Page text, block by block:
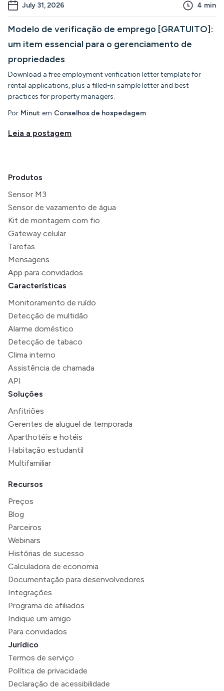
July 31, 2026 4 min
Modelo de verificação de emprego [GRATUITO]:
um item essencial para o gerenciamento de
propriedades
Download a free employment verification letter template for
rental applications, plus a filled-in sample letter and best
practices for property managers.
Por Minut em Conselhos de hospedagem
Leia a postagem
Produtos
Sensor M3
Sensor de vazamento de água
Kit de montagem com fio
Gateway celular
Tarefas
Mensagens
App para convidados
Características
Monitoramento de ruído
Detecção de multidão
Alarme doméstico
Detecção de tabaco
Clima interno
Assistência de chamada
API
Soluções
Anfitriões
Gerentes de aluguel de temporada
Aparthotéis e hotéis
Habitação estudantil
Multifamiliar
Recursos
Preços
Blog
Parceiros
Webinars
Histórias de sucesso
Calculadora de economia
Documentação para desenvolvedores
Integrações
Programa de afiliados
Indique um amigo
Para convidados
Jurídico
Termos de serviço
Política de privacidade
Declaração de acessibilidade